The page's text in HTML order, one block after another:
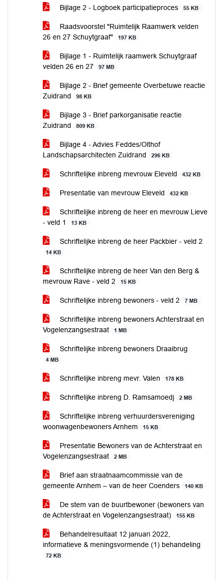
Bijlage 2 - Logboek participatieproces 55 KB
Raadsvoorstel "Ruimtelijk Raamwerk velden
26 en 27 Schuytgraaf"
197 KB
Bijlage 1 - Ruimtelijk raamwerk Schuytgraaf
velden 26 en 27
97 MB
Bijlage 2 - Brief gemeente Overbetuwe reactie
Zuidrand
98 KB
Bijlage 3 - Brief parkorganisatie reactie
Zuidrand
809 KB
Bijlage 4 - Advies Feddes/Olthof
Landschapsarchitecten Zuidrand
296 KB
Schriftelijke inbreng mevrouw Eleveld 432 KB
Presentatie van mevrouw Eleveld 432 KB
Schriftelijke inbreng de heer en mevrouw Lieve
- veld 1
13 KB
Schriftelijke inbreng de heer Packbier - veld 2
14 KB
Schriftelijke inbreng de heer Van den Berg &
mevrouw Rave - veld 2
15 KB
Schriftelijke inbreng bewoners - veld 2 7 MB
Schriftelijke inbreng bewoners Achterstraat en
Vogelenzangsestraat
1 MB
Schriftelijke inbreng bewoners Draaibrug
4 MB
Schriftelijke inbreng mevr. Valen 178 KB
Schriftelijke inbreng D. Ramsamoedj 2 MB
Schriftelijke inbreng verhuurdersvereniging
woonwagenbewoners Arnhem
15 KB
Presentatie Bewoners van de Achterstraat en
Vogelenzangsestraat
2 MB
Brief aan straatnaamcommissie van de
gemeente Arnhem – van de heer Coenders
140 KB
De stem van de buurtbewoner (bewoners van
de Achterstraat en Vogelenzangsestraat)
155 KB
Behandelresultaat 12 januari 2022,
informatieve & meningsvormende (1) behandeling
72 KB